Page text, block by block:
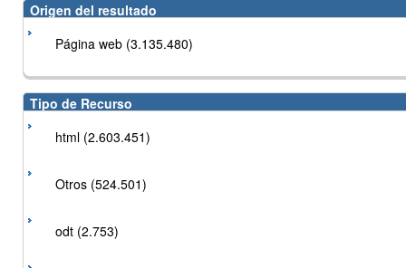
Origen del resultado
Página web (3.135.480)
Tipo de Recurso
html (2.603.451)
Otros (524.501)
odt (2.753)